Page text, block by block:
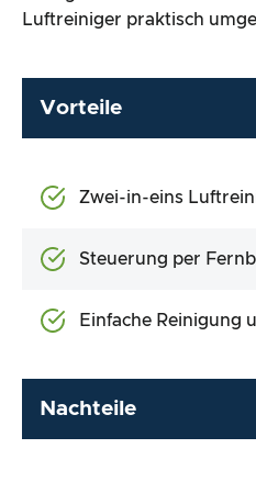
Luftreiniger praktisch
Vorteile
Zwei-in-eins
Steuerung per
Einfache Reinigung
Nachteile